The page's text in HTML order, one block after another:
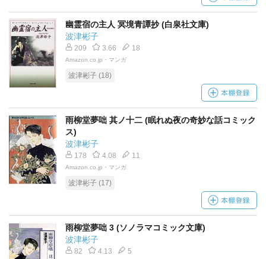
幽霊宿の主人 冥境青譚抄 (白泉社文庫)
波津彬子
209 3.66 18
Amazon.co.jp・マンガ
波津彬子 (18)
雨柳堂夢咄 其ノ十二 (眠れぬ夜の奇妙な話コミック
ス)
波津彬子
178 4.08 11
Amazon.co.jp・マンガ
波津彬子 (17)
雨柳堂夢咄 3 (ソノラマコミック文庫)
波津彬子
82 4.13 5